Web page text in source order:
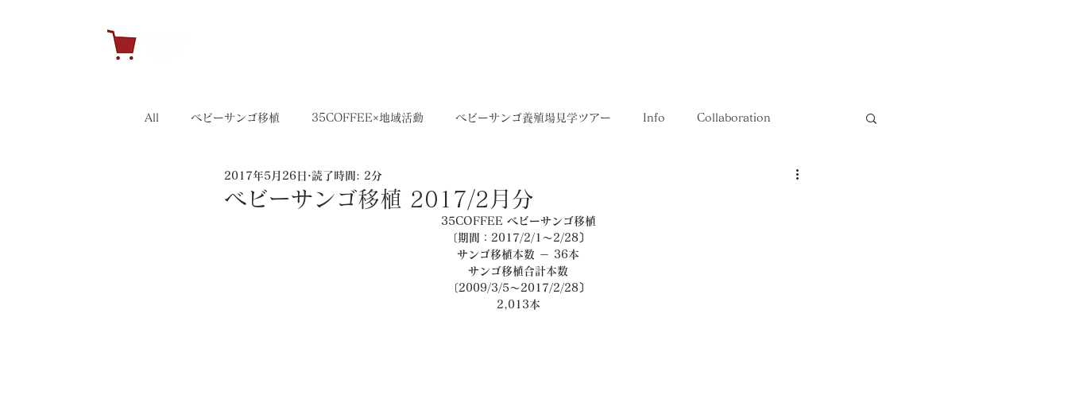
All ベビーサンゴ移植 35COFFEE×地域活動 ベビーサンゴ養殖場見学ツアー Info Collaboration
キャンペーン 35イベント 35SERIES
ベビーサンゴ移植 2017/2月分
2017年5月26日 読了時間: 2分
35COFFEE ベビーサンゴ移植
〔期間：2017/2/1～2/28〕
サンゴ移植本数 － 36本
サンゴ移植合計本数
〔2009/3/5～2017/2/28〕
2,013本